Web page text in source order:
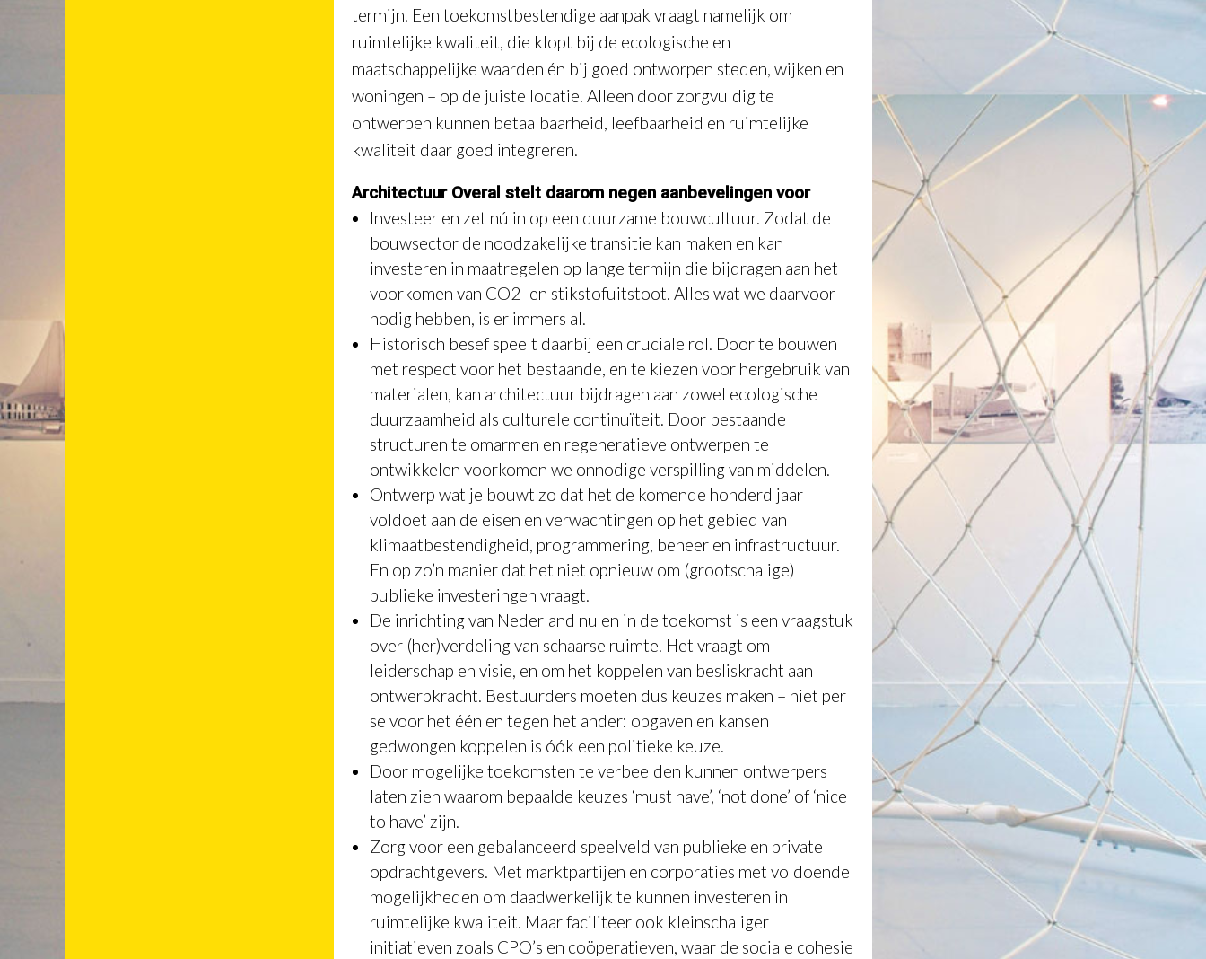
termijn. Een toekomstbestendige aanpak vraagt namelijk om
ruimtelijke kwaliteit, die klopt bij de ecologische en
maatschappelijke waarden én bij goed ontworpen steden, wijken en
woningen – op de juiste locatie. Alleen door zorgvuldig te
ontwerpen kunnen betaalbaarheid, leefbaarheid en ruimtelijke
kwaliteit daar goed integreren.
Architectuur Overal stelt daarom negen aanbevelingen voor
Investeer en zet nú in op een duurzame bouwcultuur. Zodat de
bouwsector de noodzakelijke transitie kan maken en kan
investeren in maatregelen op lange termijn die bijdragen aan het
voorkomen van CO2- en stikstofuitstoot. Alles wat we daarvoor
nodig hebben, is er immers al.
Historisch besef speelt daarbij een cruciale rol. Door te bouwen
met respect voor het bestaande, en te kiezen voor hergebruik van
materialen, kan architectuur bijdragen aan zowel ecologische
duurzaamheid als culturele continuïteit. Door bestaande
structuren te omarmen en regeneratieve ontwerpen te
ontwikkelen voorkomen we onnodige verspilling van middelen.
Ontwerp wat je bouwt zo dat het de komende honderd jaar
voldoet aan de eisen en verwachtingen op het gebied van
klimaatbestendigheid, programmering, beheer en infrastructuur.
En op zo’n manier dat het niet opnieuw om (grootschalige)
publieke investeringen vraagt.
De inrichting van Nederland nu en in de toekomst is een vraagstuk
over (her)verdeling van schaarse ruimte. Het vraagt om
leiderschap en visie, en om het koppelen van besliskracht aan
ontwerpkracht. Bestuurders moeten dus keuzes maken – niet per
se voor het één en tegen het ander: opgaven en kansen
gedwongen koppelen is óók een politieke keuze.
Door mogelijke toekomsten te verbeelden kunnen ontwerpers
laten zien waarom bepaalde keuzes ‘must have’, ‘not done’ of ‘nice
to have’ zijn.
Zorg voor een gebalanceerd speelveld van publieke en private
opdrachtgevers. Met marktpartijen en corporaties met voldoende
mogelijkheden om daadwerkelijk te kunnen investeren in
ruimtelijke kwaliteit. Maar faciliteer ook kleinschaliger
initiatieven zoals CPO’s en coöperatieven, waar de sociale cohesie